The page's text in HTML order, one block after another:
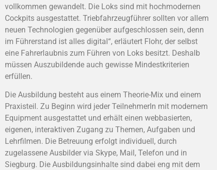
vollkommen gewandelt. Die Loks sind mit hochmodernen
Cockpits ausgestattet. Triebfahrzeugführer sollten vor allem
neuen Technologien gegenüber aufgeschlossen sein, denn
im Führerstand ist alles digital“, erläutert Flohr, der selbst
eine Fahrerlaubnis zum Führen von Loks besitzt. Deshalb
müssen Auszubildende auch gewisse Mindestkriterien
erfüllen.
Die Ausbildung besteht aus einem Theorie-Mix und einem
Praxisteil. Zu Beginn wird jeder TeilnehmerIn mit modernem
Equipment ausgestattet und erhält einen webbasierten,
eigenen, interaktiven Zugang zu Themen, Aufgaben und
Lehrfilmen. Die Betreuung erfolgt individuell, durch
zugelassene Ausbilder via Skype, Mail, Telefon und in
Siegburg. Die Ausbildungsinhalte sind dabei eng mit dem